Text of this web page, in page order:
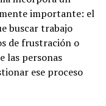
importante: el
buscar trabajo
de frustración o
las personas
ese proceso